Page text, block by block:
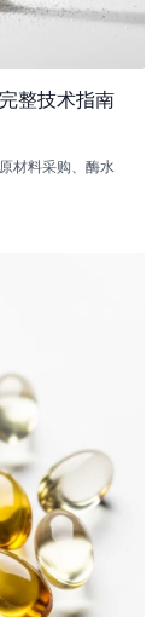
整技术指南
材料采购、酶水